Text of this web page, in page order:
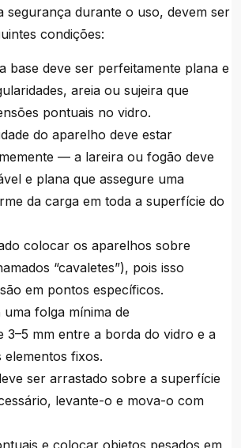
segurança durante o uso, devem ser
condições:
base deve ser perfeitamente plana e
areia ou sujeira que
pontuais no vidro.
do aparelho deve estar
— a lareira ou fogão deve
e plana que assegure uma
da carga em toda a superfície do
colocar os aparelhos sobre
“cavaletes”), pois isso
em pontos específicos.
uma folga mínima de
3–5 mm entre a borda do vidro e a
fixos.
ser arrastado sobre a superfície
levante-o e mova-o com
e colocar objetos pesados em